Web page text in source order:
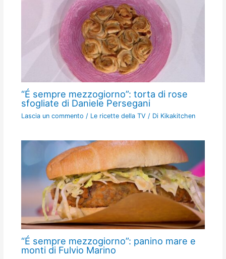
“É sempre mezzogiorno”: torta di rose
sfogliate di Daniele Persegani
Lascia un commento / Le ricette della TV / Di Kikakitchen
“É sempre mezzogiorno”: panino mare e
monti di Fulvio Marino